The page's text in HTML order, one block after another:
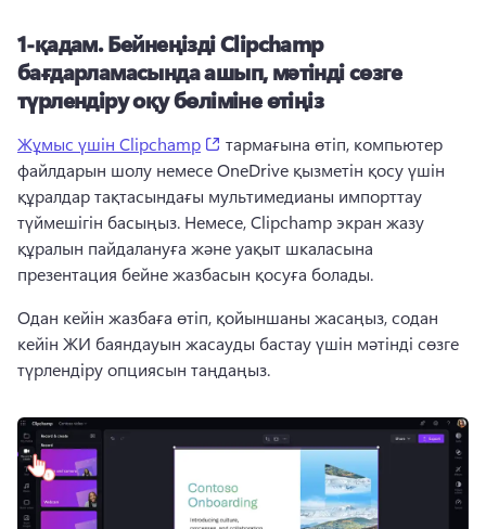
1-қадам.Бейнеңізді Clipchamp
бағдарламасында ашып, мәтінді сөзге
түрлендіру оқу бөліміне өтіңіз
Жұмыс үшін Clipchamp (opens in a new tab)
тармағына өтіп, компьютер
файлдарын шолу немесе OneDrive қызметін қосу үшін
құралдар тақтасындағы мультимедианы импорттау
түймешігін басыңыз. Немесе, Clipchamp экран жазу
құралын пайдалануға және уақыт шкаласына
презентация бейне жазбасын қосуға болады.
Одан кейін жазбаға өтіп, қойыншаны жасаңыз, содан
кейін ЖИ баяндауын жасауды бастау үшін мәтінді сөзге
түрлендіру опциясын таңдаңыз.